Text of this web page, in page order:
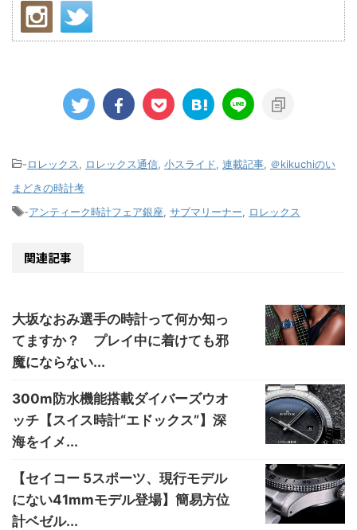
-ロレックス ロレックス通信 小スライド 連載記事 ＠kikuchiのい
まどきの時計考
-アンティーク時計フェア銀座 サブマリーナー ロレックス
関連記事
大坂なおみ選手の時計って何か知っ
てますか？ プレイ中に着けても邪
魔にならない...
300m防水機能搭載ダイバーズウオ
ッチ【スイス時計“エドックス”】深
海をイメ...
【セイコー 5スポーツ、現行モデル
にない41mmモデル登場】簡易方位
計ベゼル...